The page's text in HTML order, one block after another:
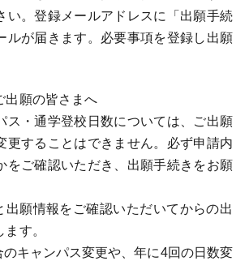
い。登録メールアドレスに「出願手続
ルが届きます。必要事項を登録し出願
出願の皆さまへ
ス・通学登校日数については、ご出願
更することはできません。必ず申請内
をご確認いただき、出願手続きをお願
願情報をご確認いただいてからの出
す。
キャンパス変更や、年に4回の日数変